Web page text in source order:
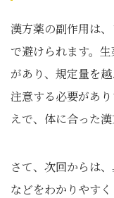
漢方薬の副作用は
で避けられます。
があり、規定量を
注意する必要があ
えで、体に合った
さて、次回からは
などをわかりやす